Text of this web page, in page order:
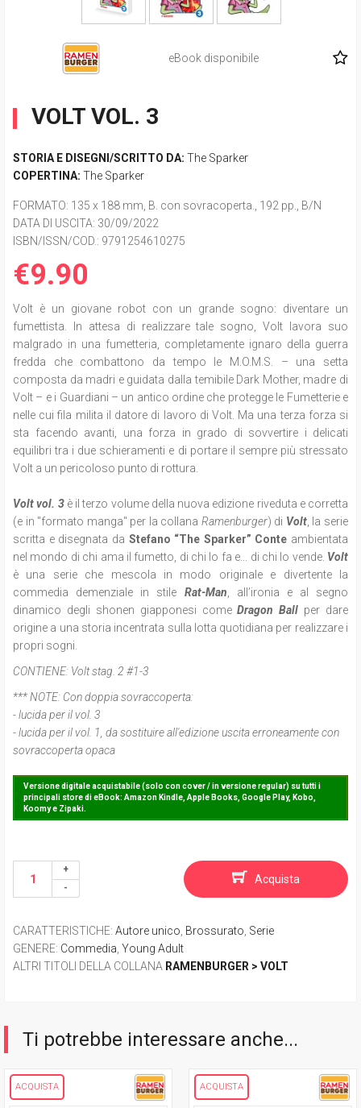
eBook disponibile
VOLT VOL. 3
STORIA E DISEGNI/SCRITTO DA: The Sparker
COPERTINA: The Sparker
FORMATO: 135 x 188 mm, B. con sovracoperta., 192 pp., B/N
DATA DI USCITA: 30/09/2022
ISBN/ISSN/COD.: 9791254610275
€9.90
Volt è un giovane robot con un grande sogno: diventare un
fumettista. In attesa di realizzare tale sogno, Volt lavora suo
malgrado in una fumetteria, completamente ignaro della guerra
fredda che combattono da tempo le M.O.M.S. – una setta
composta da madri e guidata dalla temibile Dark Mother, madre di
Volt – e i Guardiani – un antico ordine che protegge le Fumetterie e
nelle cui fila milita il datore di lavoro di Volt. Ma una terza forza si
sta facendo avanti, una forza in grado di sovvertire i delicati
equilibri tra i due schieramenti e di portare il sempre più stressato
Volt a un pericoloso punto di rottura.
Volt vol. 3 è il terzo volume della nuova edizione riveduta e corretta
(e in "formato manga" per la collana Ramenburger) di Volt, la serie
scritta e disegnata da Stefano “The Sparker” Conte ambientata
nel mondo di chi ama il fumetto, di chi lo fa e... di chi lo vende. Volt
è una serie che mescola in modo originale e divertente la
commedia demenziale in stile Rat-Man , all’ironia e al segno
dinamico degli shonen giapponesi comeDragon Ball per dare
origine a una storia incentrata sulla lotta quotidiana per realizzare i
propri sogni.
CONTIENE: Volt stag. 2 #1-3
*** NOTE: Con doppia sovraccoperta:
- lucida per il vol. 3
- lucida per il vol. 1, da sostituire all'edizione uscita erroneamente con
sovraccoperta opaca
Versione digitale acquistabile (solo con cover / in versione regular) su tutti i
principali store di eBook: Amazon Kindle, Apple Books, Google Play, Kobo,
Koomy e Zipaki.
Acquista
CARATTERISTICHE: Autore unico Brossurato Serie
GENERE: Commedia Young Adult
ALTRI TITOLI DELLA COLLANA RAMENBURGER > VOLT
Ti potrebbe interessare anche...
ACQUISTA ACQUISTA